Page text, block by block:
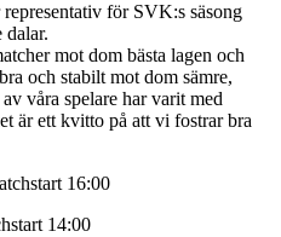
för SVK:s säsong
dalar.
mot dom bästa lagen och
och stabilt mot dom sämre,
våra spelare har varit med
är ett kvitto på att vi fostrar bra
16:00
14:00